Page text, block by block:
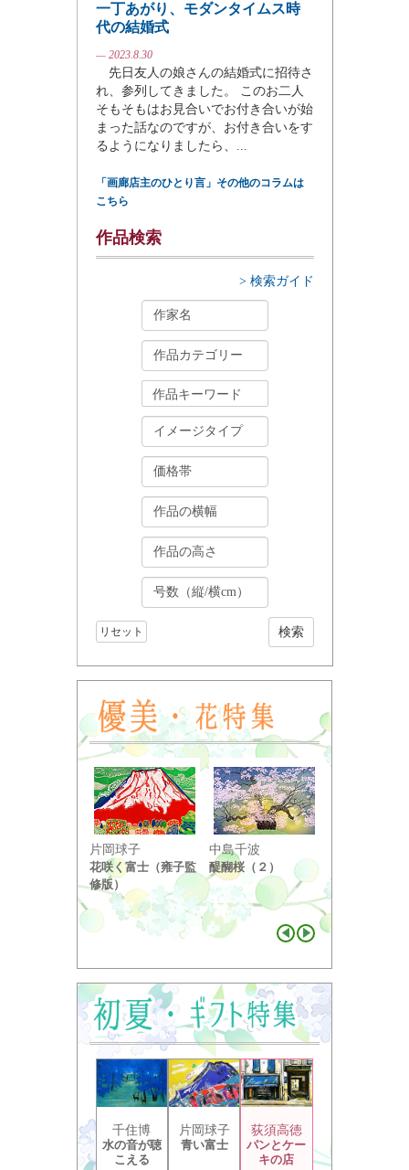
一丁あがり、モダンタイムス時
代の結婚式
— 2023.8.30
先日友人の娘さんの結婚式に招待さ
れ、参列してきました。 このお二人
そもそもはお見合いでお付き合いが始
まった話なのですが、お付き合いをす
るようになりましたら、...
「画廊店主のひとり言」その他のコラムは
こちら
作品検索
> 検索ガイド
リセット
片岡球子
花咲く富士（雍子監
修版）
中島千波
醍醐桜（２）
り ...
千住博
水の音が聴
こえる
片岡球子
青い富士
荻須高徳
パンとケー
キの店